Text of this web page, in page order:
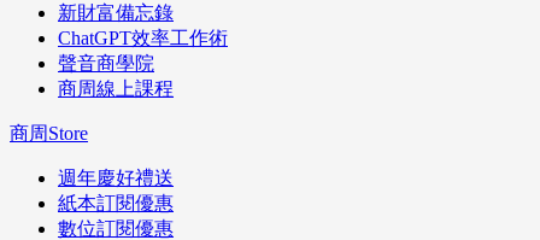
新財富備忘錄
ChatGPT效率工作術
聲音商學院
商周線上課程
商周Store
週年慶好禮送
紙本訂閱優惠
數位訂閱優惠